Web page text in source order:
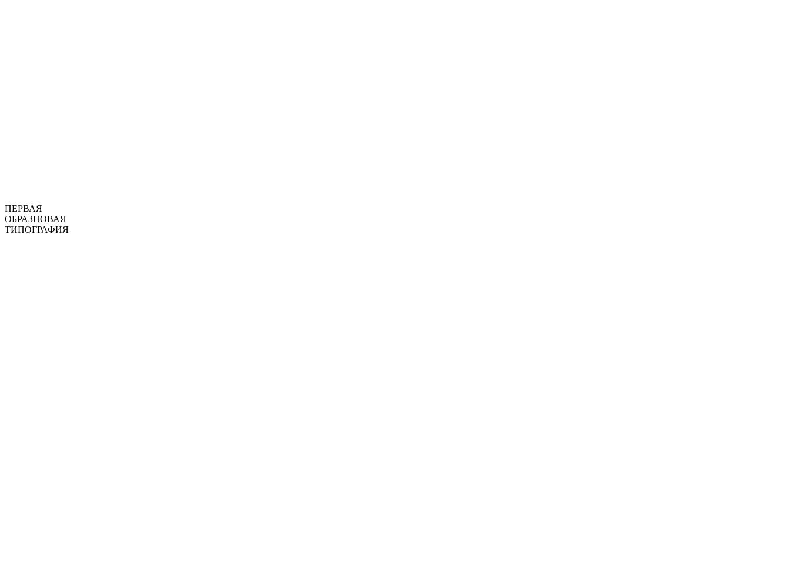
ПЕРВАЯ
ОБРАЗЦОВАЯ
ТИПОГРАФИЯ